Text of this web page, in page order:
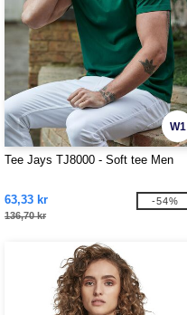
W1
Tee Jays TJ8000 - Soft tee Men
63,33 kr
136,70 kr
-54%